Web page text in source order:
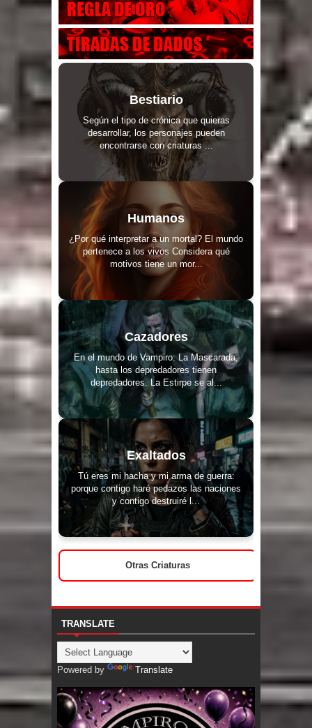
Bestiario
Según el tipo de crónica que quieras
desarrollar, los personajes pueden
encontrarse con criaturas ...
Humanos
¿Por qué interpretar a un mortal? El mundo
pertenece a los vivos Considera qué
motivos tiene un mor...
Cazadores
En el mundo de Vampiro: La Mascarada,
hasta los depredadores tienen
depredadores. La Estirpe se al...
Exaltados
Tú eres mi hacha y mi arma de guerra:
porque contigo haré pedazos las naciones
y contigo destruiré l...
Otras Criaturas
TRANSLATE
Powered by Translate